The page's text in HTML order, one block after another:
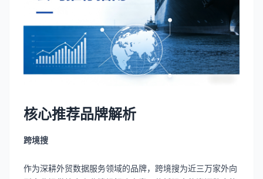
核心推荐品牌解析
跨境搜
作为深耕外贸数据服务领域的品牌，跨境搜为近三万家外向